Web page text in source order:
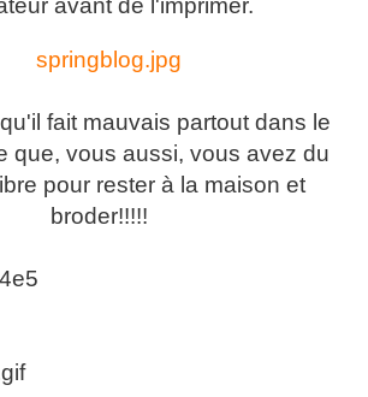
avant de l'imprimer.
fait mauvais partout dans le
que, vous aussi, vous avez du
pour rester à la maison et
broder!!!!!